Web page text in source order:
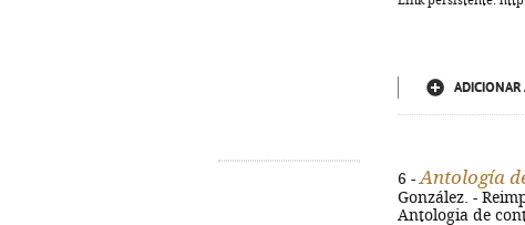
ADICIONAR
6 - Antología
González. -
Antologia de